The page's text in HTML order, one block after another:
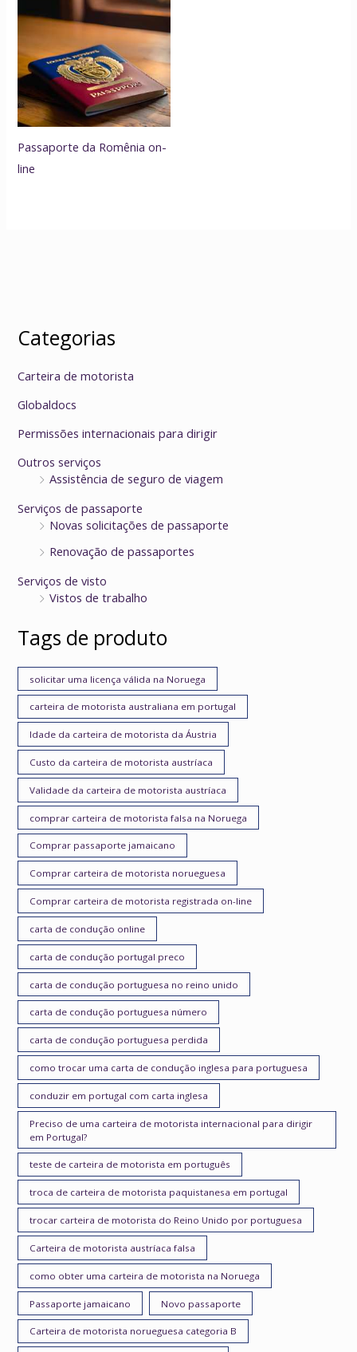
Passaporte da Romênia on-
line
Categorias
Carteira de motorista
Globaldocs
Permissões internacionais para dirigir
Outros serviços
Assistência de seguro de viagem
Serviços de passaporte
Novas solicitações de passaporte
Renovação de passaportes
Serviços de visto
Vistos de trabalho
Tags de produto
solicitar uma licença válida na Noruega
carteira de motorista australiana em portugal
Idade da carteira de motorista da Áustria
Custo da carteira de motorista austríaca
Validade da carteira de motorista austríaca
comprar carteira de motorista falsa na Noruega
Comprar passaporte jamaicano
Comprar carteira de motorista norueguesa
Comprar carteira de motorista registrada on-line
carta de condução online
carta de condução portugal preco
carta de condução portuguesa no reino unido
carta de condução portuguesa número
carta de condução portuguesa perdida
como trocar uma carta de condução inglesa para portuguesa
conduzir em portugal com carta inglesa
Preciso de uma carteira de motorista internacional para dirigir
em Portugal?
teste de carteira de motorista em português
troca de carteira de motorista paquistanesa em portugal
trocar carteira de motorista do Reino Unido por portuguesa
Carteira de motorista austríaca falsa
como obter uma carteira de motorista na Noruega
Passaporte jamaicano Novo passaporte
Carteira de motorista norueguesa categoria B